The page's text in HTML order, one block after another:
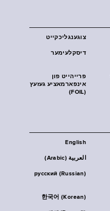
צוגענגליכקייט
דיסקלעימער
פרייהייט פון
אינפארמאציע געזעץ
(FOIL)
English
العربية (Arabic)
русский (Russian)
한국어 (Korean)